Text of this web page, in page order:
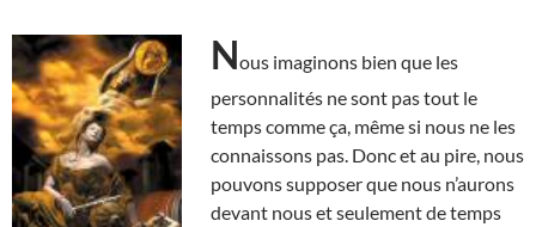
Nous imaginons bien que les
personnalités ne sont pas tout le
temps comme ça, même si nous ne les
connaissons pas. Donc et au pire, nous
pouvons supposer que nous n’aurons
devant nous et seulement de temps